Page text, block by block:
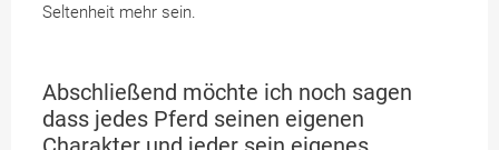
Seltenheit mehr sein.
Abschließend möchte ich noch sagen
dass jedes Pferd seinen eigenen